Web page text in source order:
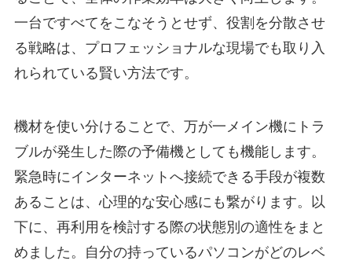
一台ですべてをこなそうとせず、役割を分散させ
る戦略は、プロフェッショナルな現場でも取り入
れられている賢い方法です。
機材を使い分けることで、万が一メイン機にトラ
ブルが発生した際の予備機としても機能します。
緊急時にインターネットへ接続できる手段が複数
あることは、心理的な安心感にも繋がります。以
下に、再利用を検討する際の状態別の適性をまと
めました。自分の持っているパソコンがどのレベ